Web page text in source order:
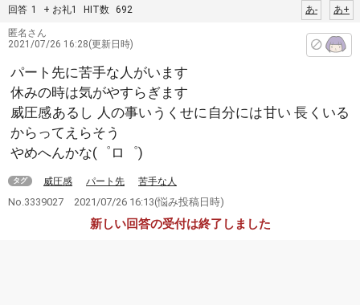
回答 1 + お礼1 HIT数 692 あ+
あ-
匿名さん
2021/07/26 16:28(更新日時)
パート先に苦手な人がいます
休みの時は気がやすらぎます
威圧感あるし 人の事いうくせに自分には甘い 長くいる
からってえらそう
やめへんかな(゜ロ゜)
タグ 威圧感 パート先 苦手な人
No.3339027 2021/07/26 16:13(悩み投稿日時)
新しい回答の受付は終了しました